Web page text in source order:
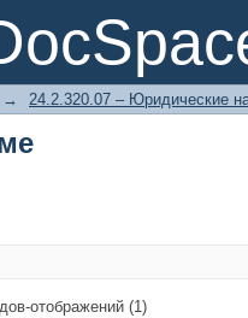
→ 24.2.320.07 – Юридические
отображений (1)